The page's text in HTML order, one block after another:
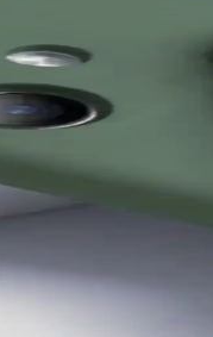
PRIVACY
KVK PRIVACY'nin
Kılıf
Siyah ve lacivert
Kılıflarının
kılıflarını